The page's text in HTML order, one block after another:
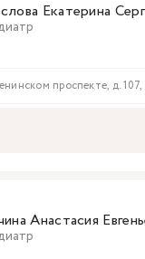
Екатерина
проспекте, д. 107,
Анастасия